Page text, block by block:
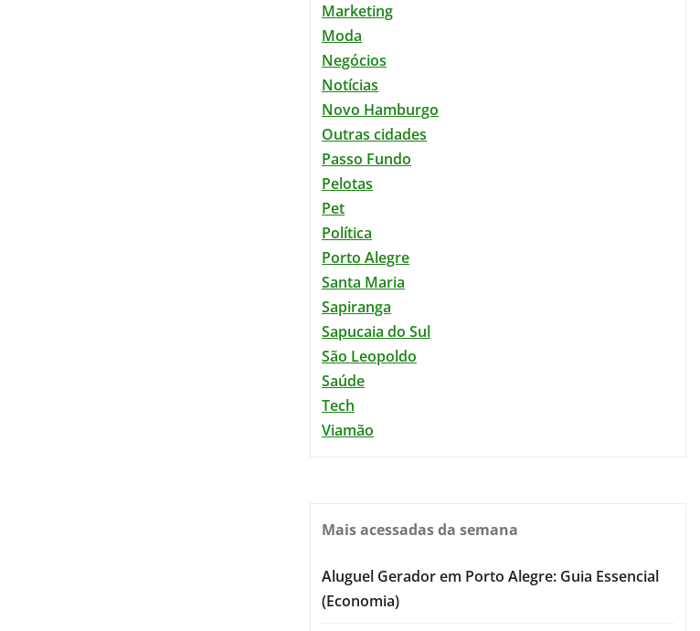
Marketing
Moda
Negócios
Notícias
Novo Hamburgo
Outras cidades
Passo Fundo
Pelotas
Pet
Política
Porto Alegre
Santa Maria
Sapiranga
Sapucaia do Sul
São Leopoldo
Saúde
Tech
Viamão
Mais acessadas da semana
Aluguel Gerador em Porto Alegre: Guia Essencial
(Economia)